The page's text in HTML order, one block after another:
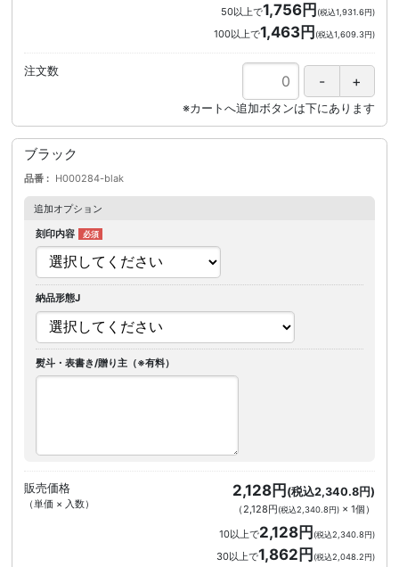
50以上で1,756円 (税込1,931.6円)
100以上で1,463円 (税込1,609.3円)
注文数
ブラック
品番 H000284-blak
追加オプション
刻印内容
納品形態J
熨斗・表書き/贈り主（※有料）
販売価格
（単価 × 入数）
2,128円 (税込2,340.8円)
（2,128円(税込2,340.8円)× 1個 ）
10以上で2,128円(税込2,340.8円)
30以上で1,862円(税込2,048.2円)